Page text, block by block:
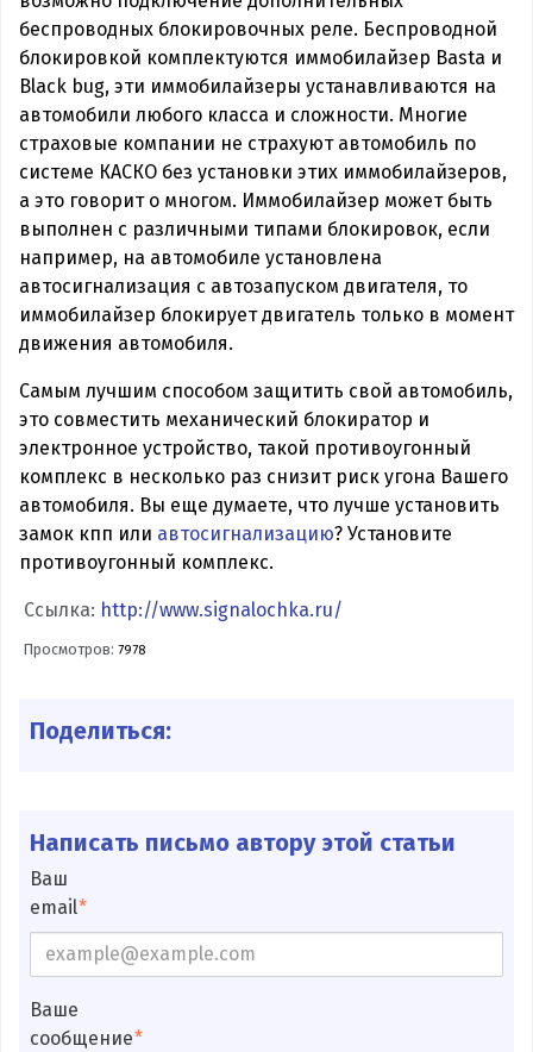
беспроводных блокировочных реле. Беспроводной
блокировкой комплектуются иммобилайзер Basta и
Black bug, эти иммобилайзеры устанавливаются на
автомобили любого класса и сложности. Многие
страховые компании не страхуют автомобиль по
системе КАСКО без установки этих иммобилайзеров,
а это говорит о многом. Иммобилайзер может быть
выполнен с различными типами блокировок, если
например, на автомобиле установлена
автосигнализация с автозапуском двигателя, то
иммобилайзер блокирует двигатель только в момент
движения автомобиля.
Самым лучшим способом защитить свой автомобиль,
это совместить механический блокиратор и
электронное устройство, такой противоугонный
комплекс в несколько раз снизит риск угона Вашего
автомобиля. Вы еще думаете, что лучше установить
замок кпп или автосигнализацию? Установите
противоугонный комплекс.
Ссылка: http://www.signalochka.ru/
Просмотров:7978
Поделиться:
Написать письмо автору этой статьи
Ваш
email
Ваше
сообщение